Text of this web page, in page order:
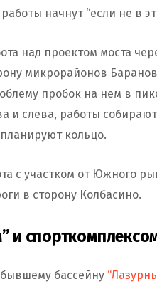
начнут “если не в
над проектом моста
микрорайонов
пробок на нем в
и слева, работы
кольцо.
с участком от Южного
в сторону Колбасино.
и
бассейну